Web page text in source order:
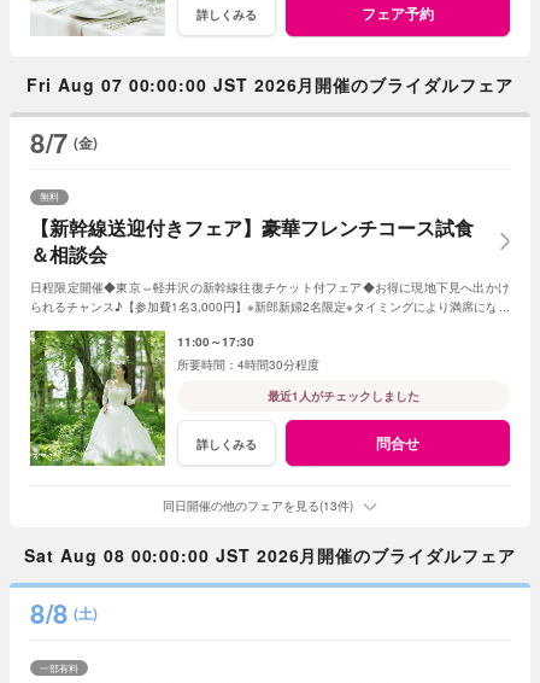
詳しくみる フェア予約
Fri Aug 07 00:00:00 JST 2026月開催のブライダルフェア
8/7 (金)
【新幹線送迎付きフェア】豪華フレンチコース試食
＆相談会
無料
日程限定開催◆東京⇔軽井沢の新幹線往復チケット付フェア◆お得に現地下見へ出かけ
られるチャンス♪【参加費1名3,000円】※新郎新婦2名限定※タイミングにより満席になる
11:00～17:30
4時間30分程度
最近1人がチェックしました
詳しくみる 問合せ
同日開催の他のフェアを見る(13件)
Sat Aug 08 00:00:00 JST 2026月開催のブライダルフェア
8/8 (土)
一部有料